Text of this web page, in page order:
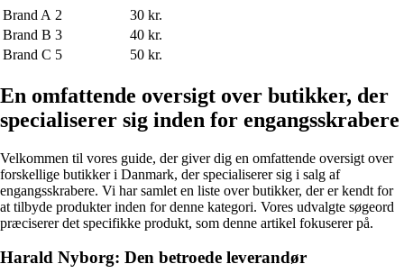
Brand A 2
30 kr.
Brand B 3
40 kr.
Brand C 5 50 kr.
En omfattende oversigt over butikker, der
specialiserer sig inden for engangsskrabere
Velkommen til vores guide, der giver dig en omfattende oversigt over
forskellige butikker i Danmark, der specialiserer sig i salg af
engangsskrabere. Vi har samlet en liste over butikker, der er kendt for
at tilbyde produkter inden for denne kategori. Vores udvalgte søgeord
præciserer det specifikke produkt, som denne artikel fokuserer på.
Harald Nyborg: Den betroede leverandør